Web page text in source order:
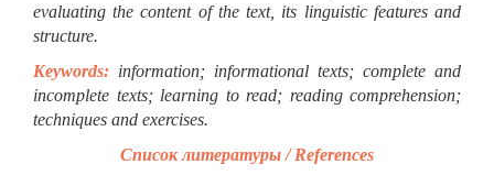
evaluating the content of the text, its linguistic features and
structure.
Keywords: information; informational texts; complete and
incomplete texts; learning to read; reading comprehension;
techniques and exercises.
Список литературы / References